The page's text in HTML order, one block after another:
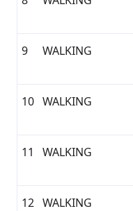
9 WALKING
10 WALKING
11 WALKING
12 WALKING